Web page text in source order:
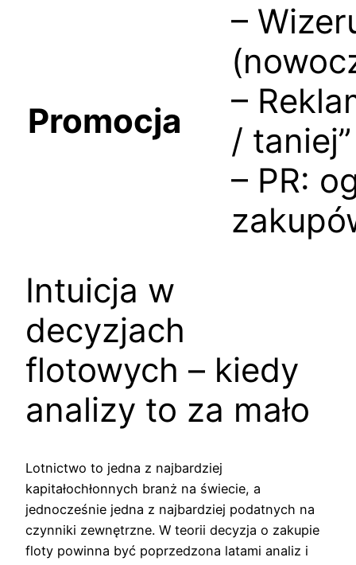
Promocja
–
–
/
– PR:
Intuicja w
decyzjach
flotowych – kiedy
analizy to za mało
Lotnictwo to jedna z najbardziej
kapitałochłonnych branż na świecie, a
jednocześnie jedna z najbardziej podatnych na
czynniki zewnętrzne. W teorii decyzja o zakupie
floty powinna być poprzedzona latami analiz i